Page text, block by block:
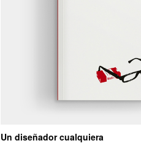
Un diseñador cualquiera